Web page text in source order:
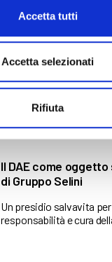
Accetta tutti
Accetta selezionati
Rifiuta
Stampatore di
via il nuovo corso
reinserimento
Il DAE come
di Gruppo Selini
Un presidio salvavita
responsabilità e cura